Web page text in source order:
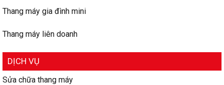
Thang máy gia đình mini
Thang máy liên doanh
DỊCH VỤ
Sửa chữa thang máy